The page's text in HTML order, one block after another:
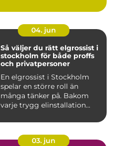
04. jun
Så väljer du rätt elgrossist i
stockholm för både proffs
och privatpersoner
En elgrossist i Stockholm
spelar en större roll än
många tänker på. Bakom
varje trygg elinstallation...
03. jun